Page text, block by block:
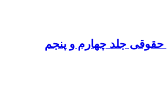
حقوقی جلد چهارم و پنجم